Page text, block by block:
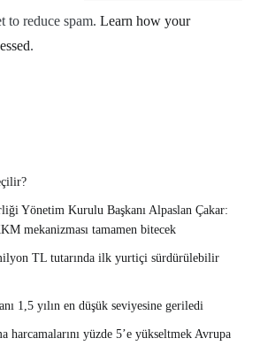
to reduce spam. Learn how your
.
Yönetim Kurulu Başkanı Alpaslan Çakar:
mekanizması tamamen bitecek
TL tutarında ilk yurtiçi sürdürülebilir
1,5 yılın en düşük seviyesine geriledi
harcamalarını yüzde 5’e yükseltmek Avrupa